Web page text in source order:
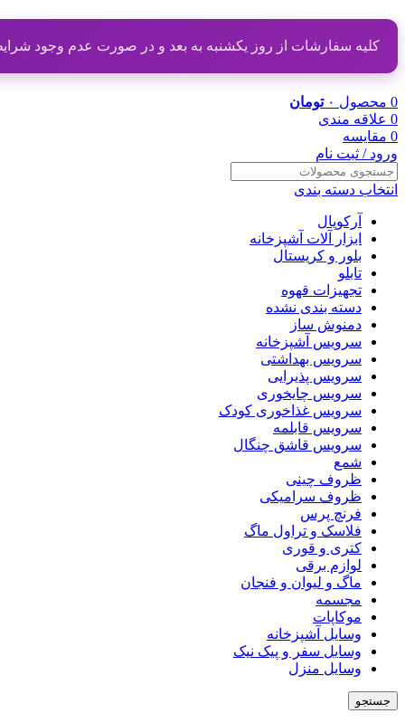
کلیه سفارشات از روز یکشنبه به بعد و در صورت عدم وجود شرایط مناسب از تاریخ ۲۰
0 محصول ۰ تومان
0 علاقه مندی
0 مقایسه
ورود / ثبت نام
انتخاب دسته بندی
آرکوپال
ابزار آلات آشپزخانه
بلور و کریستال
تابلو
تجهیزات قهوه
دسته بندی نشده
دمنوش ساز
سرویس آشپزخانه
سرویس بهداشتی
سرویس پذیرایی
سرویس چایخوری
سرویس غذاخوری کودک
سرویس قابلمه
سرویس قاشق چنگال
شمع
ظروف چینی
ظروف سرامیکی
فرنچ پرس
فلاسک و تراول ماگ
کتری و قوری
لوازم برقی
ماگ و لیوان و فنجان
مجسمه
موکاپات
وسایل آشپزخانه
وسایل سفر و پیک نیک
وسایل منزل
جستجو